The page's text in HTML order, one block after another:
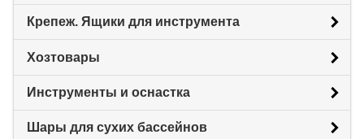
Крепеж. Ящики для инструмента
Хозтовары
Инструменты и оснастка
Шары для сухих бассейнов